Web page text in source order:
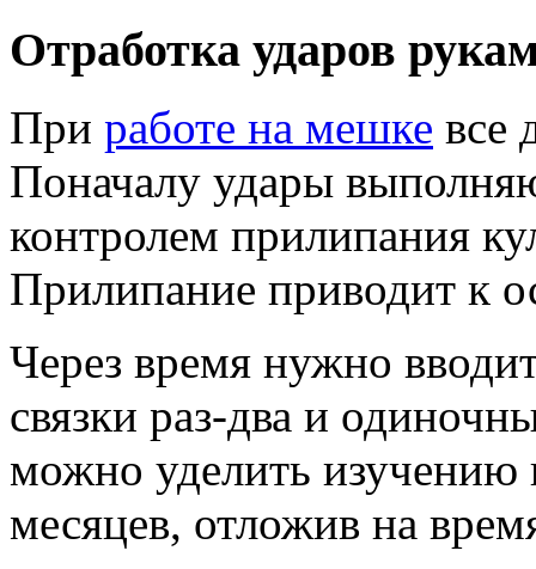
Отработка ударов
При работе на мешке все
Поначалу удары
контролем прилипания
Прилипание приводит к
Через время нужно
связки раз-два и
можно уделить изучению
месяцев, отложив на